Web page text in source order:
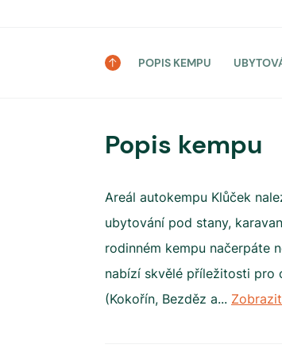
POPIS KEMPU
Popis kempu
Areál autokempu Klůček
ubytování pod stany,
rodinném kempu načerpáte
nabízí skvělé příležitosti
(Kokořín, Bezděz a...